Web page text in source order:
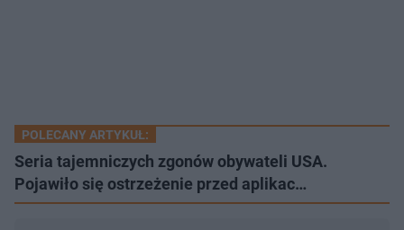
POLECANY ARTYKUŁ:
Seria tajemniczych zgonów obywateli USA.
Pojawiło się ostrzeżenie przed aplikac…